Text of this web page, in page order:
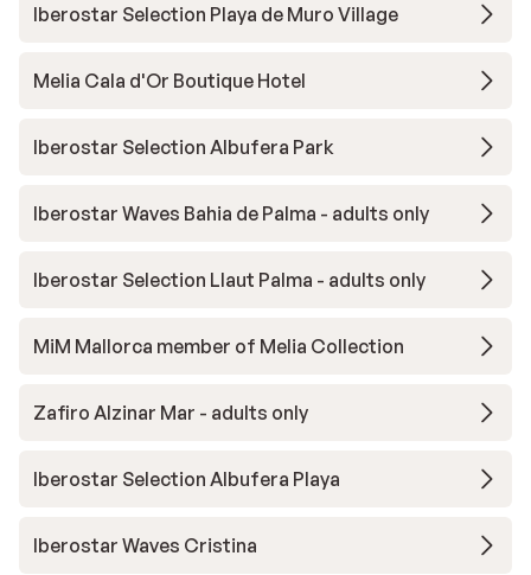
Iberostar Selection Playa de Muro Village
Melia Cala d'Or Boutique Hotel
Iberostar Selection Albufera Park
Iberostar Waves Bahia de Palma - adults only
Iberostar Selection Llaut Palma - adults only
MiM Mallorca member of Melia Collection
Zafiro Alzinar Mar - adults only
Iberostar Selection Albufera Playa
Iberostar Waves Cristina